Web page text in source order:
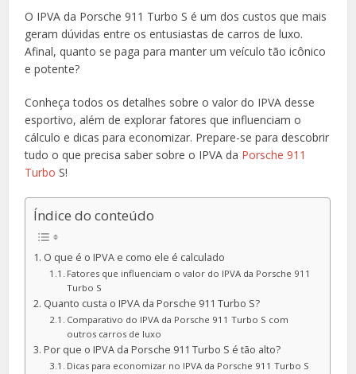
O IPVA da Porsche 911 Turbo S é um dos custos que mais
geram dúvidas entre os entusiastas de carros de luxo.
Afinal, quanto se paga para manter um veículo tão icônico
e potente?
Conheça todos os detalhes sobre o valor do IPVA desse
esportivo, além de explorar fatores que influenciam o
cálculo e dicas para economizar. Prepare-se para descobrir
tudo o que precisa saber sobre o IPVA da Porsche 911
Turbo S!
Índice do conteúdo
O que é o IPVA e como ele é calculado
Fatores que influenciam o valor do IPVA da Porsche 911
Turbo S
Quanto custa o IPVA da Porsche 911 Turbo S?
Comparativo do IPVA da Porsche 911 Turbo S com
outros carros de luxo
Por que o IPVA da Porsche 911 Turbo S é tão alto?
Dicas para economizar no IPVA da Porsche 911 Turbo S